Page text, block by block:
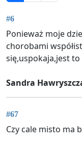
#6
Ponieważ moje
chorobami
się,uspokaja,jest
Sandra
#67
Czy cale misto ma